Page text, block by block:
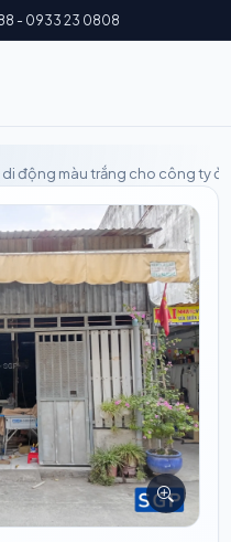
- 0933 23 0808
động màu trắng cho công ty ở